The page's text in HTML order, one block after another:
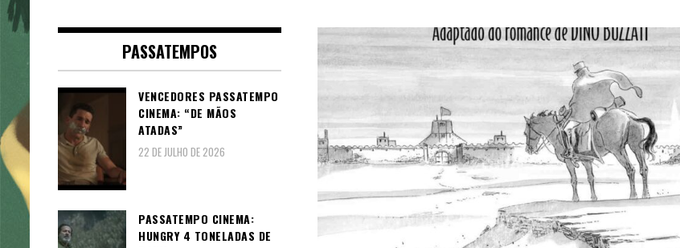
PASSATEMPOS
VENCEDORES PASSATEMPO
CINEMA: “DE MÃOS
ATADAS”
22 DE JULHO DE 2026
PASSATEMPO CINEMA:
HUNGRY 4 TONELADAS DE